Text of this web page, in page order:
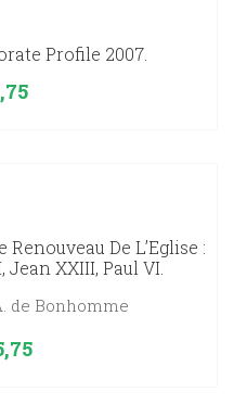
Profile 2007.
De L’Eglise :
Jean XXIII, Paul VI.
de Bonhomme